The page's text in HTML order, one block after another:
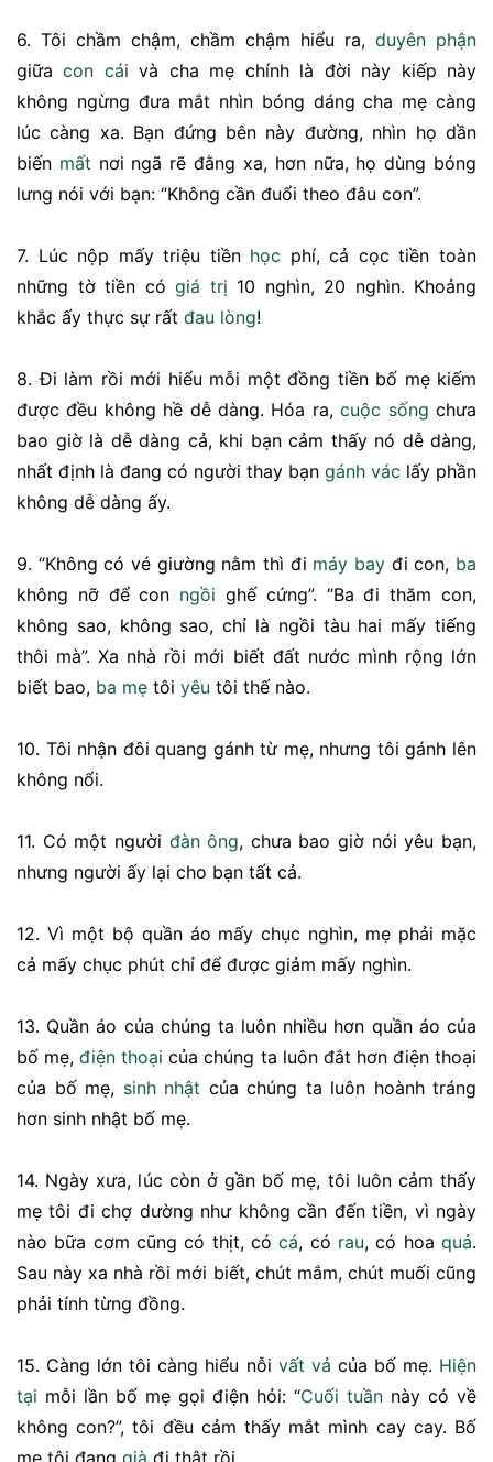
6. Tôi chầm chậm, chầm chậm hiểu ra, duyên phận
giữacon cái và cha mẹ chính là đời này kiếp này
không ngừng đưa mắt nhìn bóng dáng cha mẹ càng
lúc càng xa. Bạn đứng bên này đường, nhìn họ dần
biến mất nơi ngã rẽ đằng xa, hơn nữa, họ dùng bóng
lưng nói với bạn: “Không cần đuổi theo đâu con”.
7. Lúc nộp mấy triệu tiền học phí, cả cọc tiền toàn
những tờ tiền có giá trị 10 nghìn, 20 nghìn. Khoảng
khắc ấy thực sự rất đau lòng!
8. Đi làm rồi mới hiểu mỗi một đồng tiền bố mẹ kiếm
được đều không hề dễ dàng. Hóa ra,cuộc sống chưa
bao giờ là dễ dàng cả, khi bạn cảm thấy nó dễ dàng,
nhất định là đang có người thay bạn gánh vác lấy phần
không dễ dàng ấy.
9. “Không có vé giường nằm thì đi máy bay đi con, ba
không nỡ để con ngồi ghế cứng”. “Ba đi thăm con,
không sao, không sao, chỉ là ngồi tàu hai mấy tiếng
thôi mà”. Xa nhà rồi mới biết đất nước mình rộng lớn
biết bao, ba mẹ tôi yêu tôi thế nào.
10. Tôi nhận đôi quang gánh từ mẹ, nhưng tôi gánh lên
không nổi.
11. Có một người đàn ông, chưa bao giờ nói yêu bạn,
nhưng người ấy lại cho bạn tất cả.
12. Vì một bộ quần áo mấy chục nghìn, mẹ phải mặc
cả mấy chục phút chỉ để được giảm mấy nghìn.
13. Quần áo của chúng ta luôn nhiều hơn quần áo của
bố mẹ,điện thoại của chúng ta luôn đắt hơn điện thoại
của bố mẹ, sinh nhật của chúng ta luôn hoành tráng
hơn sinh nhật bố mẹ.
14. Ngày xưa, lúc còn ở gần bố mẹ, tôi luôn cảm thấy
mẹ tôi đi chợ dường như không cần đến tiền, vì ngày
nào bữa cơm cũng có thịt, cócá, có rau, có hoaquả.
Sau này xa nhà rồi mới biết, chút mắm, chút muối cũng
phải tính từng đồng.
15. Càng lớn tôi càng hiểu nỗi vất vả của bố mẹ. Hiện
tại mỗi lần bố mẹ gọi điện hỏi: “Cuối tuần này có về
không con?”, tôi đều cảm thấy mắt mình cay cay. Bố